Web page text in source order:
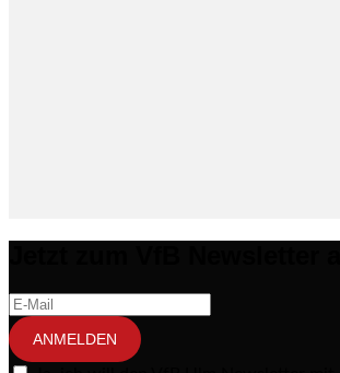
ANMELDEN